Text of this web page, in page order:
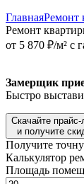
ГлавнаяРемонт
Ремонт
от 5 870 ₽/м² с
Замерщик
Быстро
Скачайте прайс-
и получите
Получите
Калькулятор
Площадь